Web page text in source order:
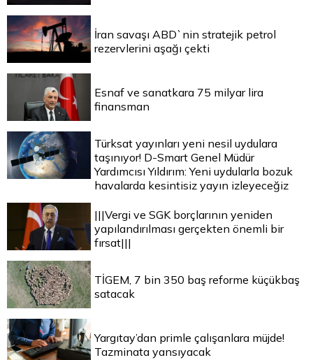
İran savaşı ABD`nin stratejik petrol
rezervlerini aşağı çekti
Esnaf ve sanatkara 75 milyar lira
finansman
Türksat yayınları yeni nesil uydulara
taşınıyor! D-Smart Genel Müdür
Yardımcısı Yıldırım: Yeni uydularla bozuk
havalarda kesintisiz yayın izleyeceğiz
|||Vergi ve SGK borçlarının yeniden
yapılandırılması gerçekten önemli bir
fırsat|||
TİGEM, 7 bin 350 baş reforme küçükbaş
satacak
Yargıtay’dan primle çalışanlara müjde!
Tazminata yansıyacak